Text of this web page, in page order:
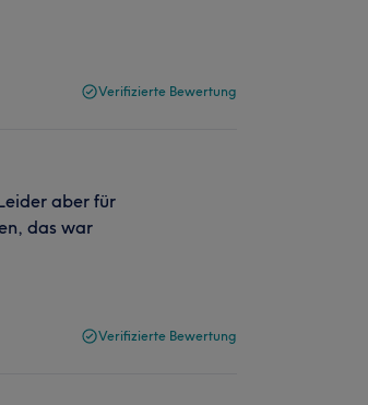
Verifizierte Bewertung
aber für
das war
Verifizierte Bewertung